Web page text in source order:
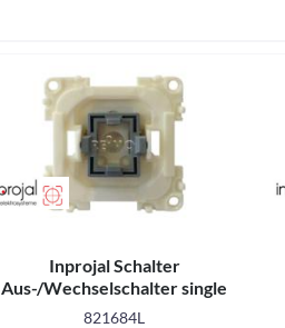
Inprojal Schalter
Aus-/Wechselschalter single
switch, lose (unverpackt)
821684L